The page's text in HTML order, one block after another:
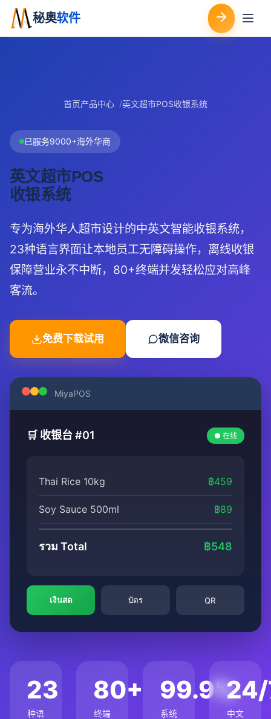
秘奥软件
首页产品中心 英文超市POS收银系统
已服务9000+海外华商
英文超市POS
收银系统
专为海外华人超市设计的中英文智能收银系统，
23种语言界面让本地员工无障碍操作，离线收银
保障营业永不中断，80+终端并发轻松应对高峰
客流。
免费下载试用 微信咨询
MiyaPOS
🛒 收银台 #01 ● 在线
Thai Rice 10kg ฿459
Soy Sauce 500ml ฿89
รวม Total ฿548
เงินสด บัตร QR
23
种语
80+
终端
99.9%
系统
中文